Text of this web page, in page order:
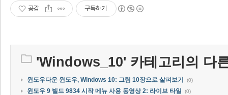
공감 구독하기
'Windows_10' 카테고리의 다
윈도우다운 윈도우, Windows 10: 그림 10장으로 살펴보기 (0)
윈도우 9 빌드 9834 시작 메뉴 사용 동영상 2: 라이브 타일 (0)